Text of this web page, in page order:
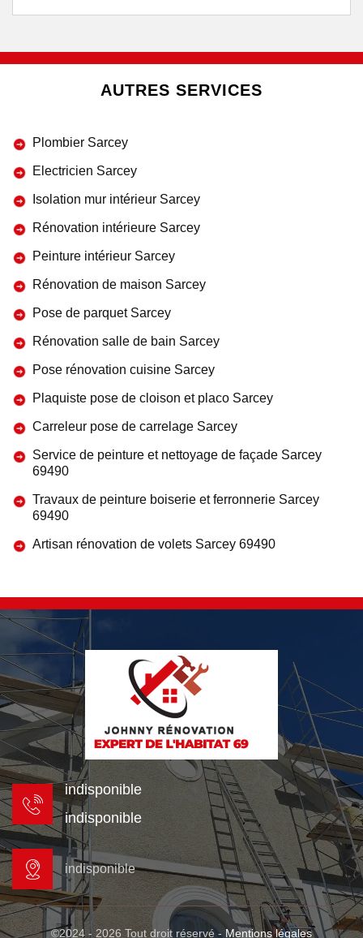
AUTRES SERVICES
Plombier Sarcey
Electricien Sarcey
Isolation mur intérieur Sarcey
Rénovation intérieure Sarcey
Peinture intérieur Sarcey
Rénovation de maison Sarcey
Pose de parquet Sarcey
Rénovation salle de bain Sarcey
Pose rénovation cuisine Sarcey
Plaquiste pose de cloison et placo Sarcey
Carreleur pose de carrelage Sarcey
Service de peinture et nettoyage de façade Sarcey
69490
Travaux de peinture boiserie et ferronnerie Sarcey
69490
Artisan rénovation de volets Sarcey 69490
indisponible
indisponible
indisponible
©2024 - 2026 Tout droit réservé - Mentions légales